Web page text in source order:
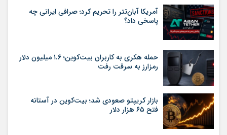
آمریکا آبان‌تتر را تحریم کرد؛ صرافی ایرانی چه
پاسخی داد؟
حمله هکری به کاربران بیت‌کوین؛ ۱.۶ میلیون دلار
رمزارز به سرقت رفت
بازار کریپتو صعودی شد؛ بیت‌کوین در آستانه
فتح ۶۵ هزار دلار